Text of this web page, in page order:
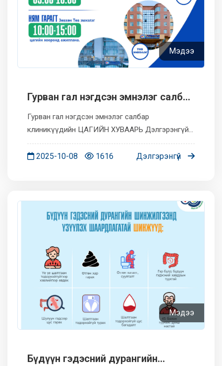
Мэдээ
Гурван гал нэгдсэн эмнэлэг салбар
Гурван гал нэгдсэн эмнэлэг салбар
клиникүүдийн ЦАГИЙН ХУВААРЬ Дэлгэрэнгүй
мэдээллийг: 7011-3344
2025-10-08 1616 Дэлгэрэнгүй
Мэдээ
Бүдүүн гэдэсний дурангийн